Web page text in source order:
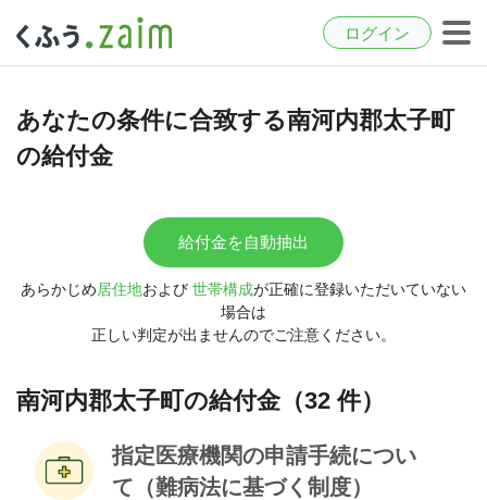
ログイン
あなたの条件に合致する南河内郡太子町
の給付金
給付金を自動抽出
あらかじめ居住地および 世帯構成が正確に登録いただいていない
場合は
正しい判定が出ませんのでご注意ください。
南河内郡太子町の給付金（32 件）
指定医療機関の申請手続につい
て（難病法に基づく制度）